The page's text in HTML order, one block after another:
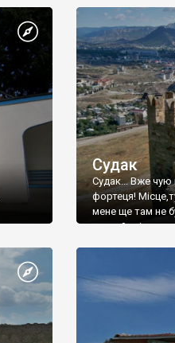
Судак
Судак... Вже чую
фортеця!
мене ще там не
принаймні до